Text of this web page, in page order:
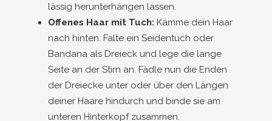
lässig herunterhängen lassen.
Offenes Haar mit Tuch: Kämme dein Haar
nach hinten. Falte ein Seidentuch oder
Bandana als Dreieck und lege die lange
Seite an der Stirn an. Fädle nun die Enden
der Dreiecke unter oder über den Längen
deiner Haare hindurch und binde sie am
unteren Hinterkopf zusammen.